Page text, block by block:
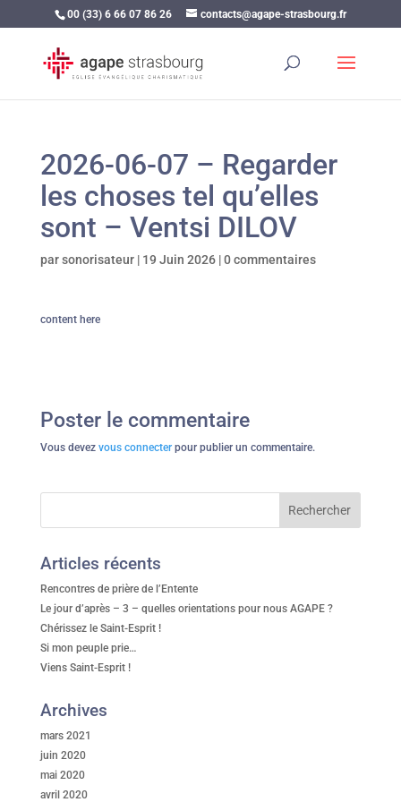
00 (33) 6 66 07 86 26 contacts@agape-strasbourg.fr
2026-06-07 – Regarder
les choses tel qu’elles
sont – Ventsi DILOV
parsonorisateur| 19 Juin 2026|0 commentaires
content here
Poster le commentaire
Vous devez vous connecterpour publier un commentaire.
Articles récents
Rencontres de prière de l’Entente
Le jour d’après – 3 – quelles orientations pour nous AGAPE ?
Chérissez le Saint-Esprit !
Si mon peuple prie…
Viens Saint-Esprit !
Archives
mars 2021
juin 2020
mai 2020
avril 2020